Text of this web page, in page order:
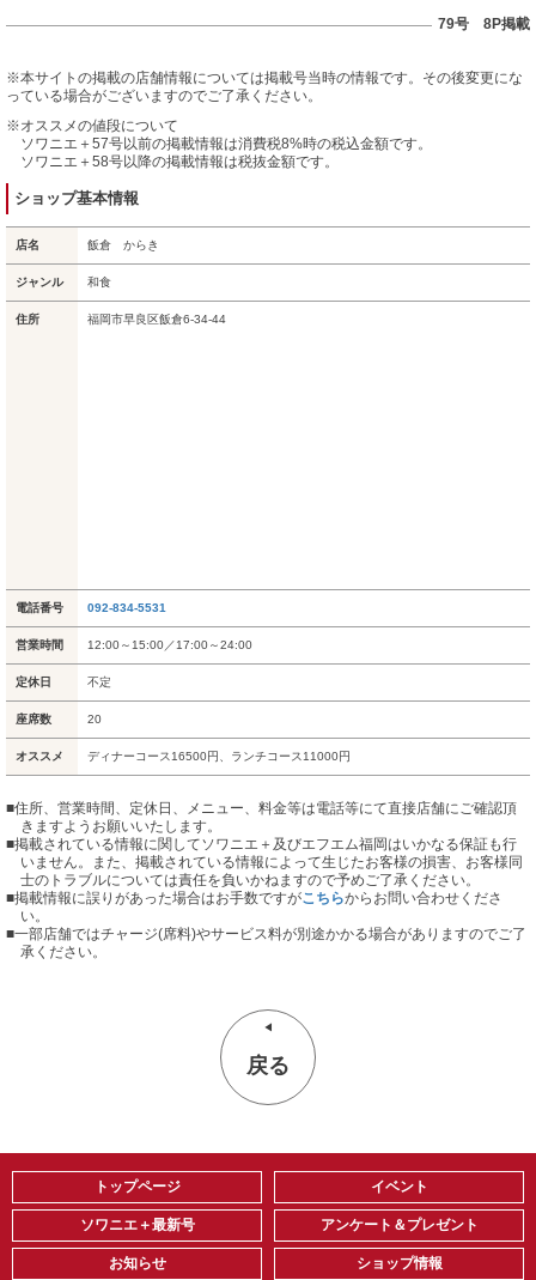
79号 8P掲載
※本サイトの掲載の店舗情報については掲載号当時の情報です。その後変更にな
っている場合がございますのでご了承ください。
※オススメの値段について
ソワニエ＋57号以前の掲載情報は消費税8%時の税込金額です。
ソワニエ＋58号以降の掲載情報は税抜金額です。
ショップ基本情報
店名 飯倉 からき
ジャンル 和食
住所 福岡市早良区飯倉6-34-44
電話番号 092-834-5531
営業時間 12:00～15:00／17:00～24:00
定休日 不定
座席数 20
オススメ ディナーコース16500円、ランチコース11000円
■住所、営業時間、定休日、メニュー、料金等は電話等にて直接店舗にご確認頂
きますようお願いいたします。
■掲載されている情報に関してソワニエ＋及びエフエム福岡はいかなる保証も行
いません。また、掲載されている情報によって生じたお客様の損害、お客様同
士のトラブルについては責任を負いかねますので予めご了承ください。
■掲載情報に誤りがあった場合はお手数ですがこちらからお問い合わせくださ
い。
■一部店舗ではチャージ(席料)やサービス料が別途かかる場合がありますのでご了
承ください。
戻る
トップページ
ソワニエ＋最新号
お知らせ
イベント
アンケート＆プレゼント
ショップ情報